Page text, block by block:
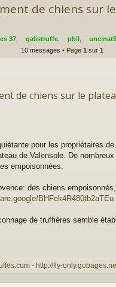
de chiens sur
37 galistruffe phil
10 messages • Page 1 sur 1
de chiens sur le
pour les propriétaires
de Valensole. De
empoisonnées.
des chiens
BHFek4R480tb2aTEu
de truffières semble
- http://fly-